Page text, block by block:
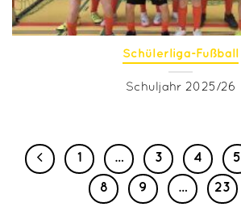
Schülerliga-Fußball
Schuljahr 2025/26
1 … 3 4 5
8 9 … 23